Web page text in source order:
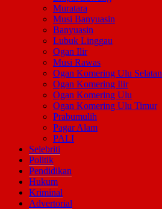
Muratara
Musi Banyuasin
Banyuasin
Lubuk Linggau
Ogan Ilir
Musi Rawas
Ogan Komering Ulu Selatan
Ogan Komering Ilir
Ogan Komering Ulu
Ogan Komering Ulu Timur
Prabumulih
Pagar Alam
PALI
Selebriti
Politik
Pendidikan
Hukum
Kriminal
Advertorial